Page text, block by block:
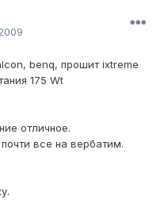
benq, прошит ixtreme
175 Wt
отличное.
все на вербатим.